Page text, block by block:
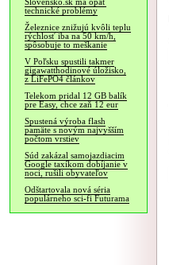
Slovensko.sk má opäť
technické problémy
Železnice znižujú kvôli teplu
rýchlosť iba na 50 km/h,
spôsobuje to meškanie
V Poľsku spustili takmer
gigawatthodinové úložisko,
z LiFePO4 článkov
Telekom pridal 12 GB balík
pre Easy, chce zaň 12 eur
Spustená výroba flash
pamäte s novým najvyšším
počtom vrstiev
Súd zakázal samojazdiacim
Google taxíkom dobíjanie v
noci, rušili obyvateľov
Odštartovala nová séria
populárneho sci-fi Futurama